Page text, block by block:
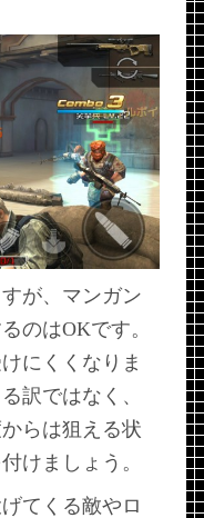
が、マンガン
のはOKです。
にくくなりま
訳ではなく、
らは狙える状
けましょう。
てくる敵やロ